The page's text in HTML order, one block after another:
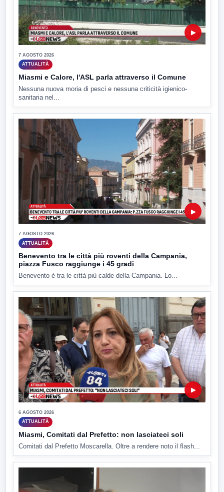
▶
7 AGOSTO 2026
ATTUALITÀ
Miasmi e Calore, l'ASL parla attraverso il Comune
Nessuna nuova moria di pesci e nessuna criticità igienico-
sanitaria nel...
▶
7 AGOSTO 2026
ATTUALITÀ
Benevento tra le città più roventi della Campania,
piazza Fusco raggiunge i 45 gradi
Benevento è tra le città più calde della Campania. Lo...
▶
6 AGOSTO 2026
ATTUALITÀ
Miasmi, Comitati dal Prefetto: non lasciateci soli
Comitati dal Prefetto Moscarella. Oltre a rendere noto il flash...